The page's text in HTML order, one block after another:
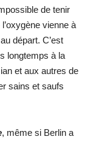
de tenir
vienne à
départ. C’est
longtemps à la
et aux autres de
sains et saufs
, même si Berlin a